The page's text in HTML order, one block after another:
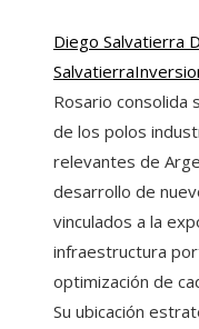
Diego Salvatierra
Salvatierra
Rosario consolida
de los polos
relevantes de
desarrollo de
vinculados a la
infraestructura
optimización de
Su ubicación